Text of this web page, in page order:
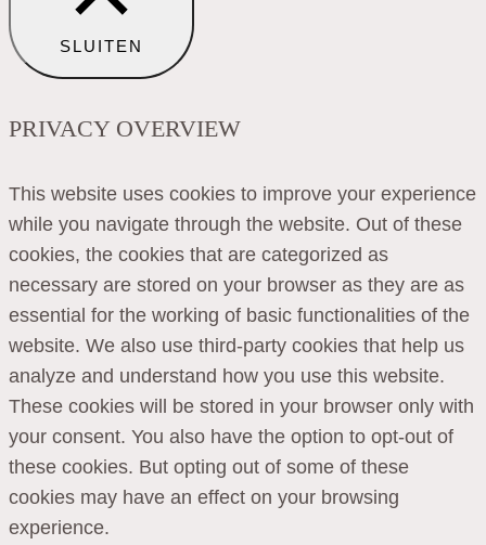
SLUITEN
PRIVACY OVERVIEW
This website uses cookies to improve your experience
while you navigate through the website. Out of these
cookies, the cookies that are categorized as
necessary are stored on your browser as they are as
essential for the working of basic functionalities of the
website. We also use third-party cookies that help us
analyze and understand how you use this website.
These cookies will be stored in your browser only with
your consent. You also have the option to opt-out of
these cookies. But opting out of some of these
cookies may have an effect on your browsing
experience.